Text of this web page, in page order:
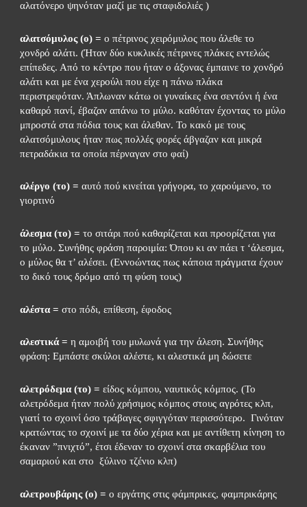
αλατόνερο ψηνόταν μαζί με τις σταφιδολιές )
αλατσόμυλος (ο) = ο πέτρινος χειρόμυλος που άλεθε το
χονδρό αλάτι. (Ήταν δύο κυκλικές πέτρινες πλάκες εντελώς
επίπεδες. Από το κέντρο που ήταν ο άξονας έμπαινε το χονδρό
αλάτι και με ένα χερούλι που είχε η πάνω πλάκα
περιστρεφόταν. Άπλωναν κάτω οι γυναίκες ένα σεντόνι ή ένα
καθαρό πανί, έβαζαν απάνω το μύλο. καθόταν έχοντας το μύλο
μπροστά στα πόδια τους και άλεθαν. Το κακό με τους
αλατσόμυλους ήταν πως πολλές φορές άβγαζαν και μικρά
πετραδάκια τα οποία πέρναγαν στο φαί)
αλέργο (το) = αυτό πού κινείται γρήγορα, το χαρούμενο, το
γιορτινό
άλεσμα (το) = το σιτάρι πού καθαρίζεται και προορίζεται για
το μύλο. Συνήθης φράση παροιμία: Όπου κι αν πάει τ ‘άλεσμα,
ο μύλος θα τ’ αλέσει. (Εννοώντας πως κάποια πράγματα έχουν
το δικό τους δρόμο από τη φύση τους)
αλέστα = στο πόδι, επίθεση, έφοδος
αλεστικά = η αμοιβή του μυλωνά για την άλεση. Συνήθης
φράση: Εμπάστε σκύλοι αλέστε, κι αλεστικά μη δώσετε
αλετρόδεμα (το) = είδος κόμπου, ναυτικός κόμπος. (Το
αλετρόδεμα ήταν πολύ χρήσιμος κόμπος στους αγρότες κλπ,
γιατί το σχοινί όσο τράβαγες σφιγγόταν περισσότερο.  Γινόταν
κρατώντας το σχοινί με τα δύο χέρια και με αντίθετη κίνηση το
έκαναν ”πνιχτό”, έτσι έδεναν το σχοινί στα σκαρβέλια του
σαμαριού και στο  ξύλινο τζένιο κλπ)
αλετρουβάρης (ο) = ο εργάτης στις φάμπρικες, φαμπρικάρης